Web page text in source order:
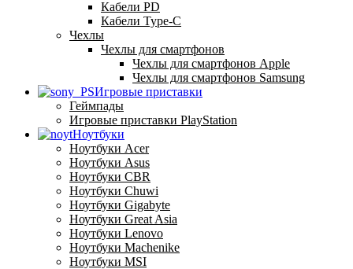
Кабели PD
Кабели Type-C
Чехлы
Чехлы для смартфонов
Чехлы для смартфонов Apple
Чехлы для смартфонов Samsung
Игровые приставки
Геймпады
Игровые приставки PlayStation
Ноутбуки
Ноутбуки Acer
Ноутбуки Asus
Ноутбуки CBR
Ноутбуки Chuwi
Ноутбуки Gigabyte
Ноутбуки Great Asia
Ноутбуки Lenovo
Ноутбуки Machenike
Ноутбуки MSI